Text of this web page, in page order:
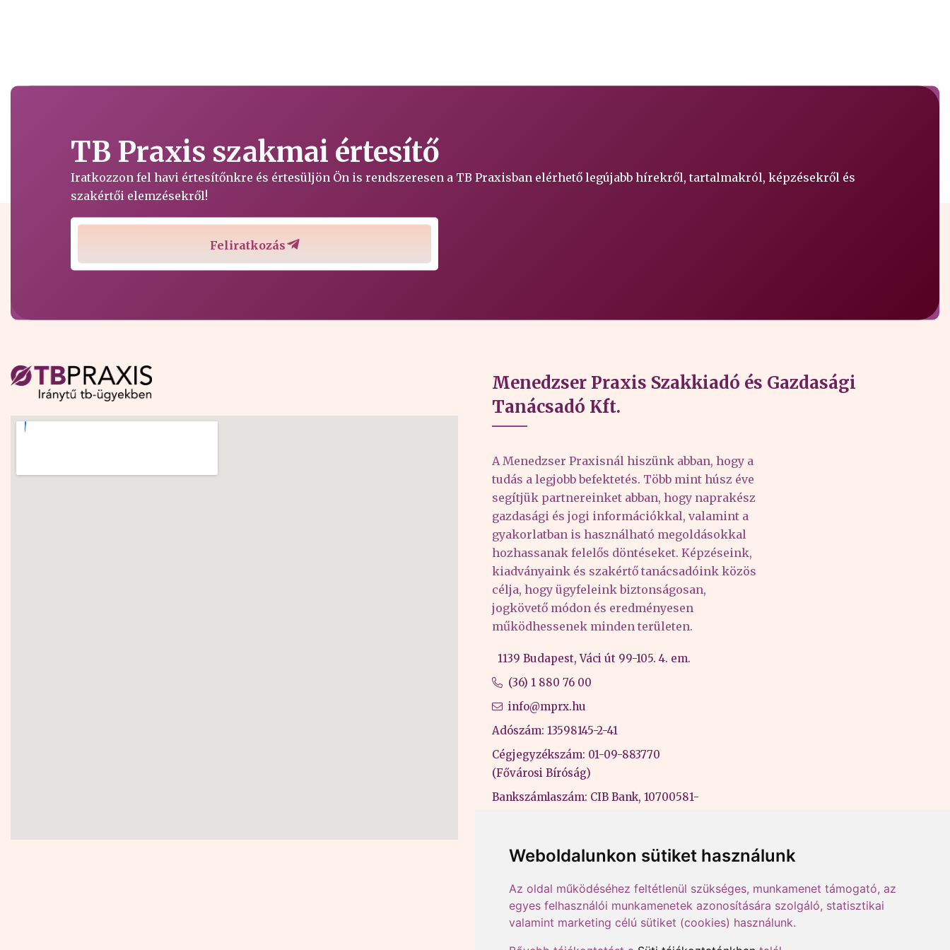
Weboldalunkon sütiket használunk
Az oldal működéséhez feltétlenül szükséges, munkamenet támogató, az
egyes felhasználói munkamenetek azonosítására szolgáló, statisztikai
valamint marketing célú sütiket (cookies) használunk.
TB Praxis szakmai értesítő
Iratkozzon fel havi értesítőnkre és értesüljön Ön is rendszeresen a TB Praxisban elérhető legújabb hírekről, tartalmakról, képzésekről és
szakértői elemzésekről!
Feliratkozás
Menedzser Praxis Szakkiadó és Gazdasági
Tanácsadó Kft.
A Menedzser Praxisnál hiszünk abban, hogy a
tudás a legjobb befektetés. Több mint húsz éve
segítjük partnereinket abban, hogy naprakész
gazdasági és jogi információkkal, valamint a
gyakorlatban is használható megoldásokkal
hozhassanak felelős döntéseket. Képzéseink,
kiadványaink és szakértő tanácsadóink közös
célja, hogy ügyfeleink biztonságosan,
jogkövető módon és eredményesen
működhessenek minden területen.
1139 Budapest, Váci út 99-105. 4. em.
(36) 1 880 76 00
info@mprx.hu
Adószám: 13598145-2-41
Cégjegyzékszám: 01-09-883770
(Fővárosi Bíróság)
Bankszámlaszám: CIB Bank, 10700581-
B/2020/000053